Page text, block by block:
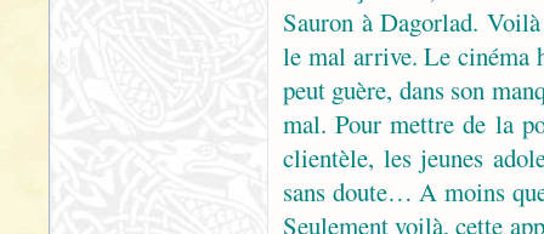
Sauron à Dagorlad.
le mal arrive. Le cinéma
peut guère, dans son
mal. Pour mettre de la
clientèle, les jeunes
sans doute… A moins
Seulement voilà, cette